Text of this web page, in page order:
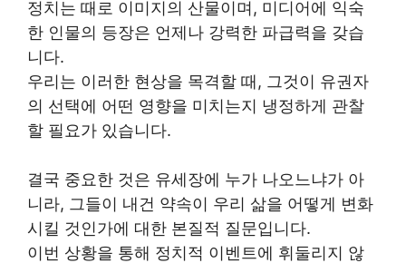
정치는 때로 이미지의 산물이며, 미디어에 익숙
한 인물의 등장은 언제나 강력한 파급력을 갖습
니다.
우리는 이러한 현상을 목격할 때, 그것이 유권자
의 선택에 어떤 영향을 미치는지 냉정하게 관찰
할 필요가 있습니다.
결국 중요한 것은 유세장에 누가 나오느냐가 아
니라, 그들이 내건 약속이 우리 삶을 어떻게 변화
시킬 것인가에 대한 본질적 질문입니다.
이번 상황을 통해 정치적 이벤트에 휘둘리지 않